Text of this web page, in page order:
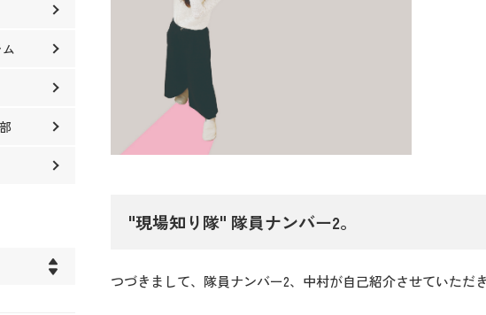
"現場知り隊" 隊員ナンバー2。
つづきまして、隊員ナンバー2、中村が自己紹介させていただき